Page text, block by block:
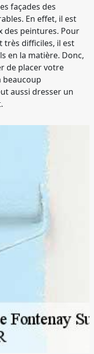
façades des
En effet, il est
des peintures. Pour
très difficiles, il est
en la matière. Donc,
de placer votre
beaucoup
aussi dresser un